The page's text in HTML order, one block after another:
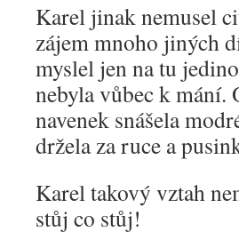
Karel jinak nemusel
zájem mnoho jiných
myslel jen na tu
nebyla vůbec k mání.
navenek snášela
držela za ruce a
Karel takový vztah
stůj co stůj!